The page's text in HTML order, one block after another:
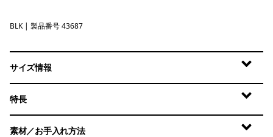
Black
BLK | 製品番号 43687
サイズ情報
特長
素材／お手入れ方法